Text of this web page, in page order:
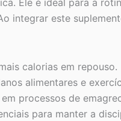
Ele é ideal para a
integrar este
calorias em repouso.
alimentares e
processos de
para manter a